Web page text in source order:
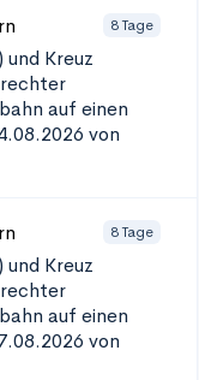
8 Tage
Kreuz
auf einen
von
8 Tage
Kreuz
auf einen
von